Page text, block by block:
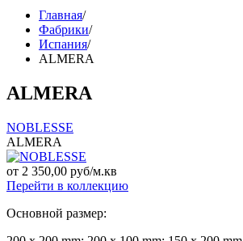
Главная/
Фабрики/
Испания/
ALMERA
ALMERA
NOBLESSE
ALMERA
от 2 350,00 руб/м.кв
Перейти в коллекцию
Основной размер: